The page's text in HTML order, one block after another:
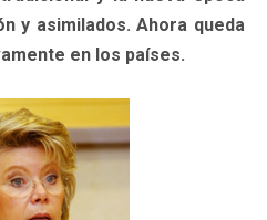
y asimilados. Ahora queda
en los países.